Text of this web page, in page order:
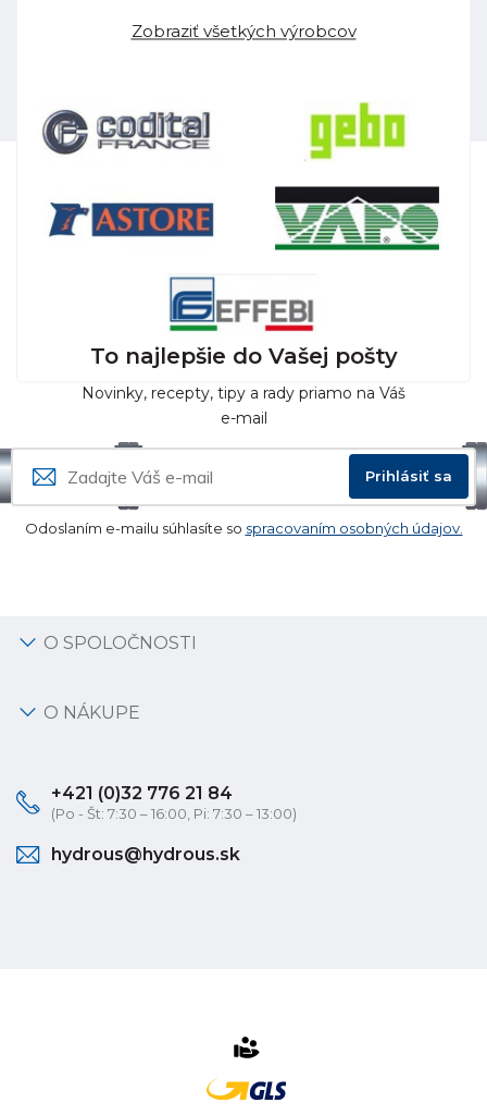
Zobraziť všetkých výrobcov
To najlepšie do Vašej pošty
Novinky, recepty, tipy a rady priamo na Váš
e-mail
Prihlásiť sa
Odoslaním e-mailu súhlasíte so spracovaním osobných údajov.
O SPOLOČNOSTI
O NÁKUPE
+421 (0)32 776 21 84
(Po - Št: 7:30 – 16:00, Pi: 7:30 – 13:00)
hydrous@hydrous.sk